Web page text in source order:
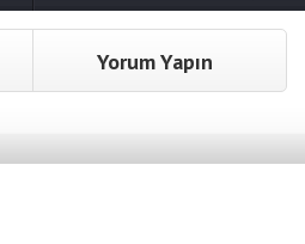
Yorum Yapın